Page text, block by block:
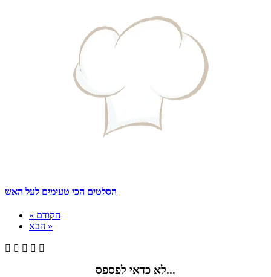
הסלטים הכי טעימים לעל האש
« הקודם
הבא »
    
לא כדאי לפספס...